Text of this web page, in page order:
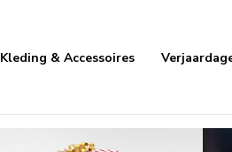
Kleding & Accessoires